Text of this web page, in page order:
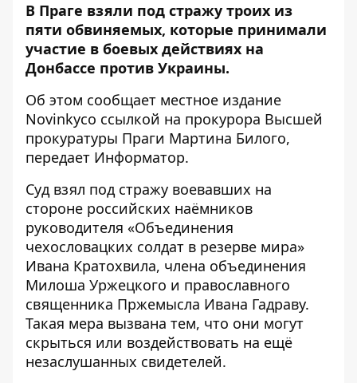
В Праге взяли под стражу троих из
пяти обвиняемых, которые принимали
участие в боевых действиях на
Донбассе против Украины.
Об этом сообщает местное издание
Novinkyсо ссылкой на прокурора Высшей
прокуратуры Праги Мартина Билого,
передает Информатор.
Суд взял под стражу воевавших на
стороне российских наёмников
руководителя «Объединения
чехословацких солдат в резерве мира»
Ивана Кратохвила, члена объединения
Милоша Уржецкого и православного
священника Пржемысла Ивана Гадраву.
Такая мера вызвана тем, что они могут
скрыться или воздействовать на ещё
незаслушанных свидетелей.